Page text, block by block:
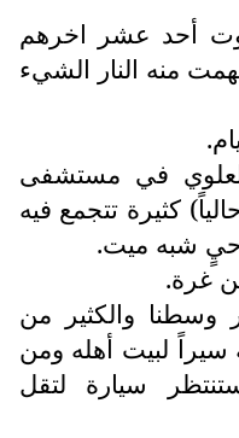
أحد عشر اخرهم
منه النار الشيء
في مستشفى
كثيرة تتجمع فيه
شبه ميت.
غرة.
وسطنا والكثير من
سيراً لبيت أهله ومن
سيارة لتقل